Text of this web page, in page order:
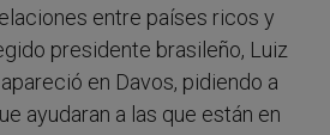
entre países ricos y
presidente brasileño, Luiz
en Davos, pidiendo a
ayudaran a las que están en